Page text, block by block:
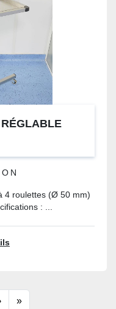
4 roulettes (Ø 50 mm)
: ...
»